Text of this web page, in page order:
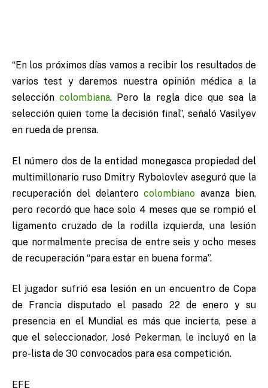
“En los próximos días vamos a recibir los resultados de
varios test y daremos nuestra opinión médica a la
seleccióncolombiana. Pero la regla dice que sea la
selección quien tome la decisión final”, señaló Vasilyev
en rueda de prensa.
El número dos de la entidad monegasca propiedad del
multimillonario ruso Dmitry Rybolovlev aseguró que la
recuperación del delanterocolombiano avanza bien,
pero recordó que hace solo 4 meses que se rompió el
ligamento cruzado de la rodilla izquierda, una lesión
que normalmente precisa de entre seis y ocho meses
de recuperación “para estar en buena forma”.
El jugador sufrió esa lesión en un encuentro de Copa
de Francia disputado el pasado 22 de enero y su
presencia en el Mundial es más que incierta, pese a
que el seleccionador, José Pekerman, le incluyó en la
pre-lista de 30 convocados para esa competición.
EFE